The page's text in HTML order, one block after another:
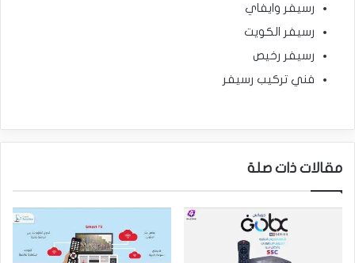
رسيفر وايفاي
رسيفر الكويت
رسيفر رخيص
فني تركيب رسيفر
مقالات ذات صلة